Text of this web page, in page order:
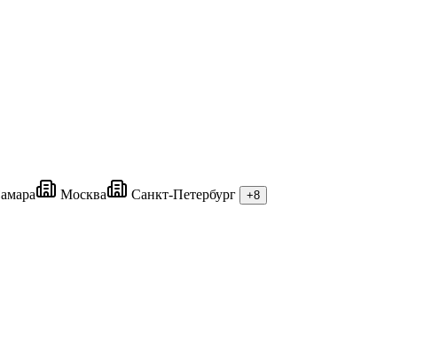
Москва Санкт-Петербург +8